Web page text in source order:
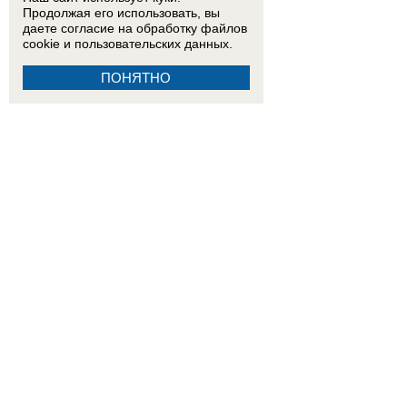
Продолжая его использовать, вы
даете согласие на обработку файлов
cookie и пользовательских данных.
ПОНЯТНО